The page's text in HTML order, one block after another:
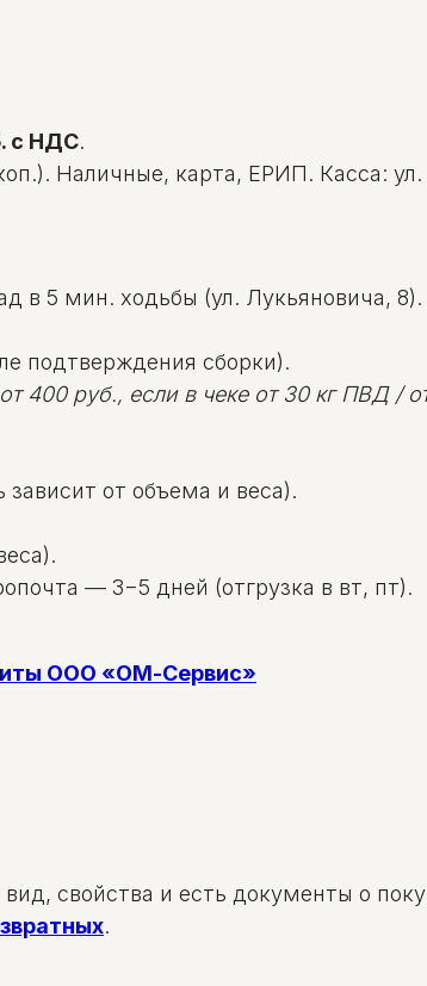
с НДС.
Наличные, карта, ЕРИП. Касса: ул.
в 5 мин. ходьбы (ул. Лукьяновича, 8).
подтверждения сборки).
400 руб., если в чеке от 30 кг ПВД /
зависит от объема и веса).
— 3−5 дней (отгрузка в вт, пт).
ООО «ОМ-Сервис»
вид, свойства и есть документы о
.